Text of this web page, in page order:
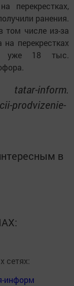
перекрестках,
ранения.
том числе из-за
перекрестках
уже 18 тыс.
inform.
prodvizenie-
в
сетях:
информ